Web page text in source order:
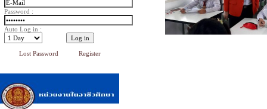
Password :
Auto Log in :
Lost Password Register